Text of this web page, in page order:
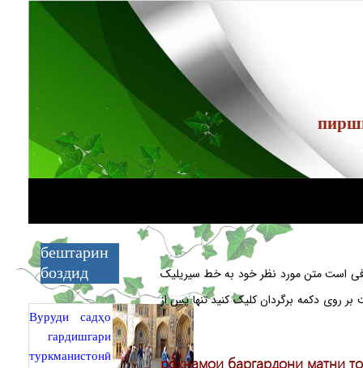
бештарин
боздид
Вуруди садҳо
гардишгари
туркманистонӣ
است متن مورد نظر خود به خط سیریلیک
بر روی دکمه برگردان کلیک کنید تنها پس از
роҳнамои баргардони матни